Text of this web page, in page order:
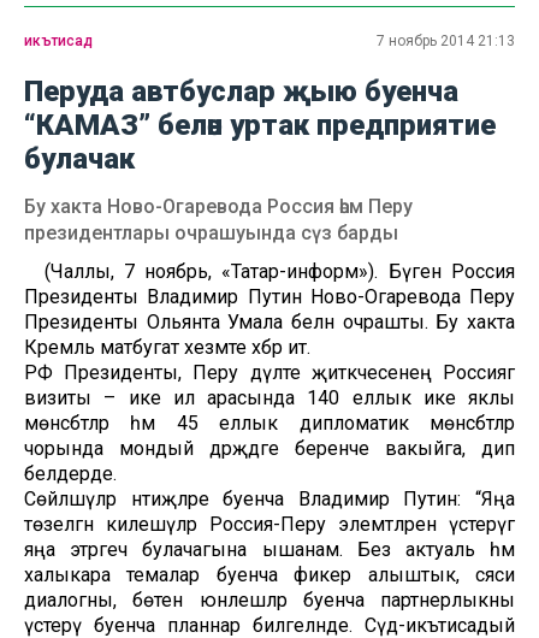
икътисад 7 ноябрь 2014 21:13
Перуда автбуслар җыю буенча
“КАМАЗ” белән уртак предприятие
булачак
Бу хакта Ново-Огаревода Россия һәм Перу
президентлары очрашуында сүз барды
(Чаллы, 7 ноябрь, «Татар-информ»). Бүген Россия
Президенты Владимир Путин Ново-Огаревода Перу
Президенты Ольянта Умала белән очрашты. Бу хакта
Кремль матбугат хезмәте хәбәр итә.
РФ Президенты, Перу дәүләте җитәкчесенең Россиягә
визиты – ике ил арасында 140 еллык ике яклы
мөнәсәбәтләр һәм 45 еллык дипломатик мөнәсәбәтләр
чорында мондый дәрәҗәдәге беренче вакыйга, дип
белдерде.
Сөйләшүләр нәтиҗәләре буенча Владимир Путин: “Яңа
төзелгән килешүләр Россия-Перу элемтәләрен үстерүгә
яңа этәргеч булачагына ышанам. Без актуаль һәм
халыкара темалар буенча фикер алыштык, сәяси
диалогны, бөтен юнәлешләр буенча партнерлыкны
үстерү буенча планнар билгеләнде. Сәүдә-икътисадый